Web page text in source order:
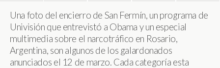
Una foto del encierro de San Fermín, un programa de
Univisión que entrevistó a Obama y un especial
multimedia sobre el narcotráfico en Rosario,
Argentina, son algunos de los galardonados
anunciados el 12 de marzo. Cada categoría esta